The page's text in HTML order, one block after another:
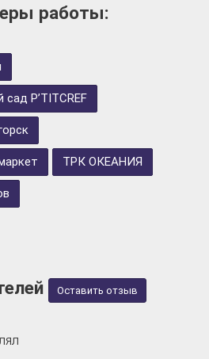
работы:
P’TITCREF
ТРК ОКЕАНИЯ
Оставить отзыв